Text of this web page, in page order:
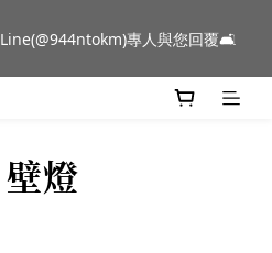
展示中✨
專人與您回覆🛋️
年度新品 Barcarolle 臺中樂
燈